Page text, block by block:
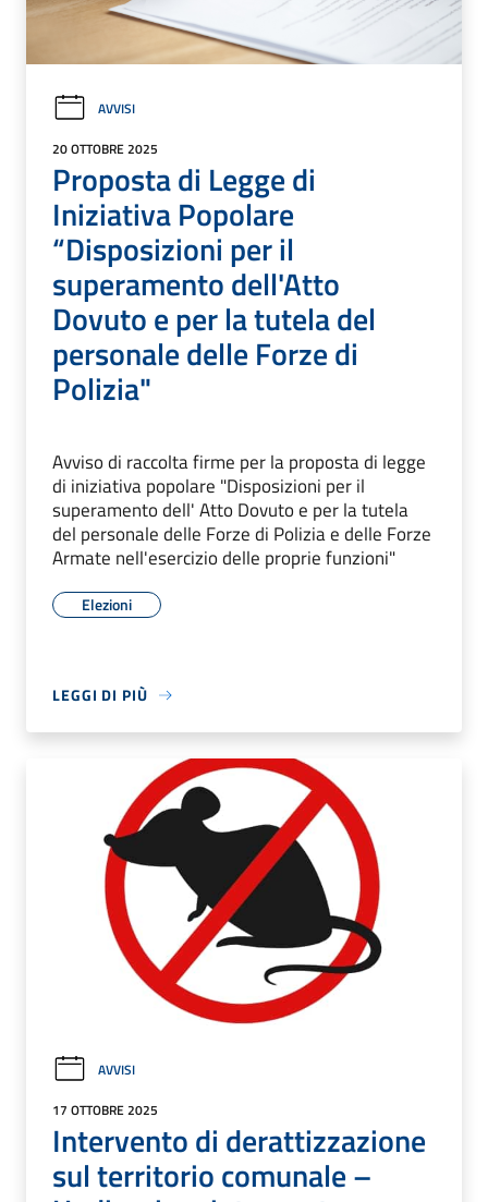
AVVISI
20 OTTOBRE 2025
Proposta di Legge di
Iniziativa Popolare
“Disposizioni per il
superamento dell'Atto
Dovuto e per la tutela del
personale delle Forze di
Polizia"
Avviso di raccolta firme per la proposta di legge
di iniziativa popolare "Disposizioni per il
superamento dell' Atto Dovuto e per la tutela
del personale delle Forze di Polizia e delle Forze
Armate nell'esercizio delle proprie funzioni"
Elezioni
LEGGI DI PIÙ
AVVISI
17 OTTOBRE 2025
Intervento di derattizzazione
sul territorio comunale –